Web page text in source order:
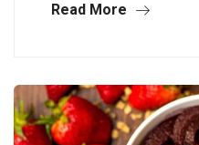
Read More